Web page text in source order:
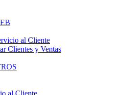
al Cliente
Clientes y Ventas
al Cliente